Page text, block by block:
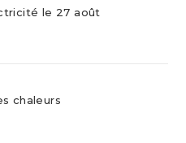
le 27 août
chaleurs